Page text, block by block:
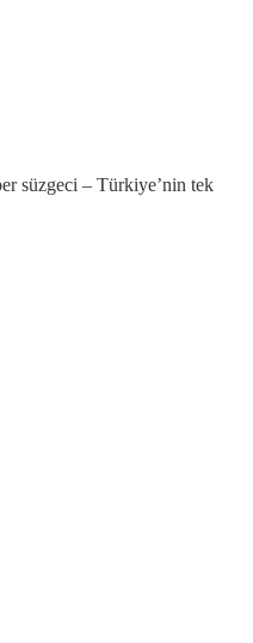
süzgeci – Türkiye’nin tek